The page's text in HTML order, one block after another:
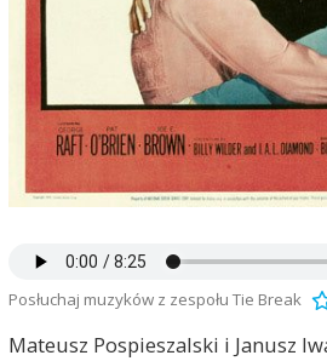
Posłuchaj muzyków z zespołu Tie Break
Mateusz Pospieszalski i Janusz